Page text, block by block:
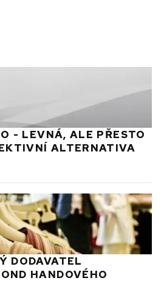
- LEVNÁ, ALE PŘESTO
ALTERNATIVA
DODAVATEL
HANDOVÉHO